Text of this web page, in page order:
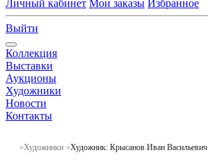
Личный кабинет Мои заказы Избранное
Выйти
Коллекция
Выставки
Аукционы
Художники
Новости
Контакты
Художники Художник: Крысанов Иван Васильевич